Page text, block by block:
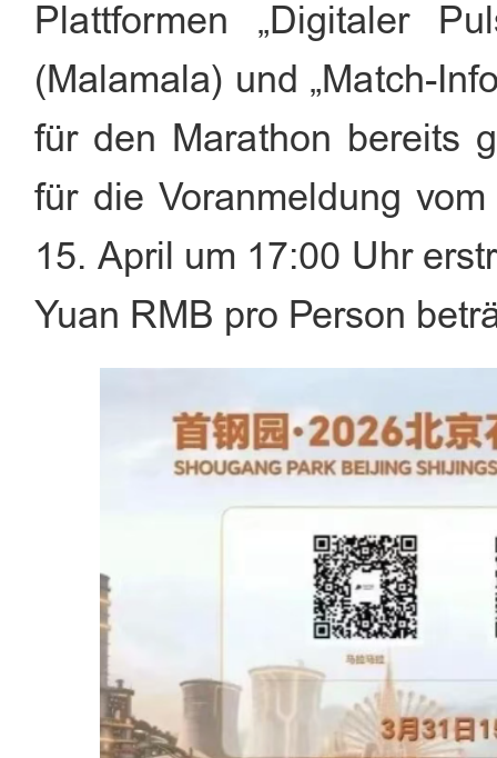
Plattformen „Digitaler
(Malamala) und „Match-
für den Marathon bereits
für die Voranmeldung
15. April um 17:00 Uhr
Yuan RMB pro Person